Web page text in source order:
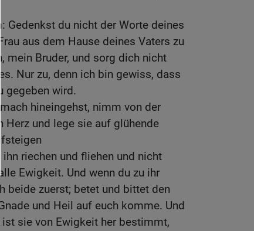
Gedenkst du nicht der Worte deines
aus dem Hause deines Vaters zu
mein Bruder, und sorg dich nicht
Nur zu, denn ich bin gewiss, dass
gegeben wird.
hineingehst, nimm von der
Herz und lege sie auf glühende
riechen und fliehen und nicht
Ewigkeit. Und wenn du zu ihr
beide zuerst; betet und bittet den
und Heil auf euch komme. Und
sie von Ewigkeit her bestimmt,